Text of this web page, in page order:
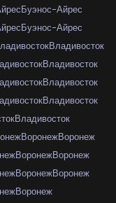
Буэнос-Айрес
Буэнос-Айрес
Владивосток
Владивосток
Владивосток
Владивосток
Владивосток
ВоронежВоронеж
ВоронежВоронеж
ВоронежВоронеж
Воронеж